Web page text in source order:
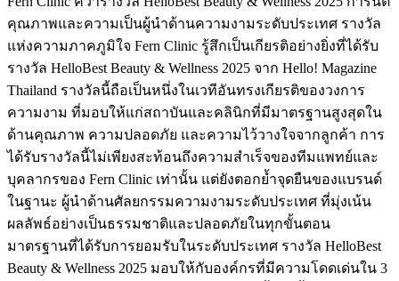
คุณภาพและความเป็นผู้นำด้านความงามระดับประเทศ รางวัล
แห่งความภาคภูมิใจ Fern Clinic รู้สึกเป็นเกียรติอย่างยิ่งที่ได้รับ
รางวัล HelloBest Beauty & Wellness 2025 จาก Hello! Magazine
Thailand รางวัลนี้ถือเป็นหนึ่งในเวทีอันทรงเกียรติของวงการ
ความงาม ที่มอบให้แก่สถาบันและคลินิกที่มีมาตรฐานสูงสุดใน
ด้านคุณภาพ ความปลอดภัย และความไว้วางใจจากลูกค้า การ
ได้รับรางวัลนี้ไม่เพียงสะท้อนถึงความสำเร็จของทีมแพทย์และ
บุคลากรของ Fern Clinic เท่านั้น แต่ยังตอกย้ำจุดยืนของแบรนด์
ในฐานะ ผู้นำด้านศัลยกรรมความงามระดับประเทศ ที่มุ่งเน้น
ผลลัพธ์อย่างเป็นธรรมชาติและปลอดภัยในทุกขั้นตอน
มาตรฐานที่ได้รับการยอมรับในระดับประเทศ รางวัล HelloBest
Beauty & Wellness 2025 มอบให้กับองค์กรที่มีความโดดเด่นใน 3